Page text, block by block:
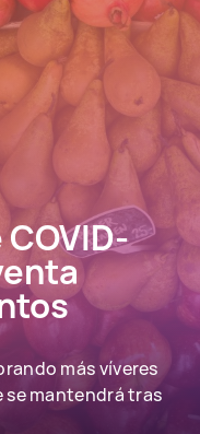
más víveres
mantendrá tras